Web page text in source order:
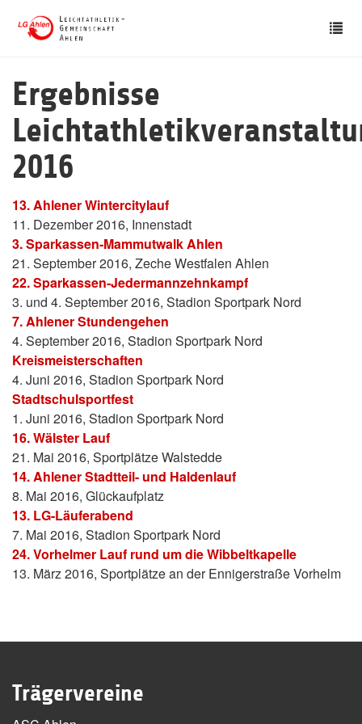
Ergebnisse
2016
13. Ahlener Wintercitylauf
11. Dezember 2016, Innenstadt
3. Sparkassen-Mammutwalk Ahlen
21. September 2016, Zeche Westfalen Ahlen
22. Sparkassen-Jedermannzehnkampf
3. und 4. September 2016, Stadion Sportpark Nord
7. Ahlener Stundengehen
4. September 2016, Stadion Sportpark Nord
Kreismeisterschaften
4. Juni 2016, Stadion Sportpark Nord
Stadtschulsportfest
1. Juni 2016, Stadion Sportpark Nord
16. Wälster Lauf
21. Mai 2016, Sportplätze Walstedde
14. Ahlener Stadtteil- und Haldenlauf
8. Mai 2016, Glückaufplatz
13. LG-Läuferabend
7. Mai 2016, Stadion Sportpark Nord
24. Vorhelmer Lauf rund um die Wibbeltkapelle
13. März 2016, Sportplätze an der Ennigerstraße Vorhelm
Trägervereine